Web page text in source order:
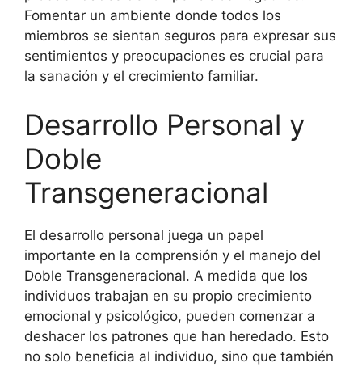
Fomentar un ambiente donde todos los
miembros se sientan seguros para expresar sus
sentimientos y preocupaciones es crucial para
la sanación y el crecimiento familiar.
Desarrollo Personal y
Doble
Transgeneracional
El desarrollo personal juega un papel
importante en la comprensión y el manejo del
Doble Transgeneracional. A medida que los
individuos trabajan en su propio crecimiento
emocional y psicológico, pueden comenzar a
deshacer los patrones que han heredado. Esto
no solo beneficia al individuo, sino que también